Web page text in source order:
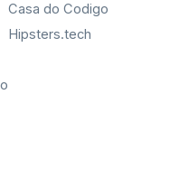
Casa do Codigo
Hipsters.tech